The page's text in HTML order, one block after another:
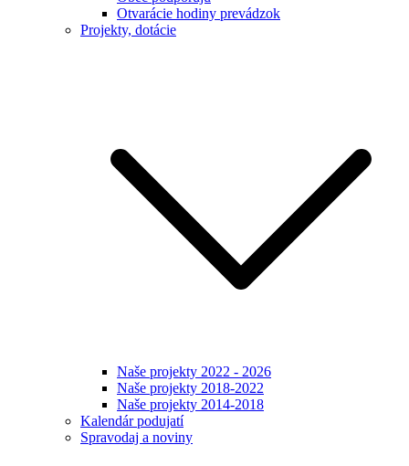
Otvarácie hodiny prevádzok
Projekty, dotácie
Naše projekty 2022 - 2026
Naše projekty 2018-2022
Naše projekty 2014-2018
Kalendár podujatí
Spravodaj a noviny